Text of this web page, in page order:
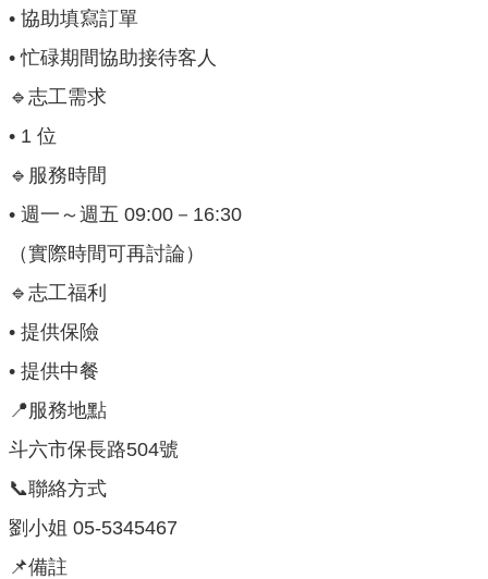
欄
法
專
區
表
單
下
載
志
工
招
募
互
動
園
地
網
站
• 協助填寫訂單
• 忙碌期間協助接待客人
🔹志工需求
• 1 位
🔹服務時間
• 週一～週五 09:00－16:30
（實際時間可再討論）
🔹志工福利
• 提供保險
• 提供中餐
📍服務地點
斗六市保長路504號
📞聯絡方式
劉小姐 05-5345467
📌備註